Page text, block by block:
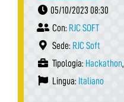
05/10/2023 08:30
Con: RJC SOFT
Sede: RJC Soft
Tipologia: Hackathon,
Lingua: Italiano